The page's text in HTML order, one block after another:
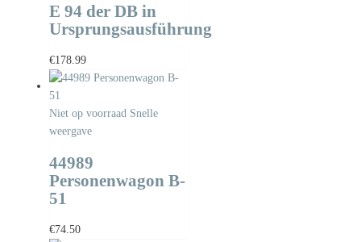
E 94 der DB in
Ursprungsausführung
€178.99
Niet op voorraad Snelle
weergave
44989
Personenwagon B-
51
€74.50